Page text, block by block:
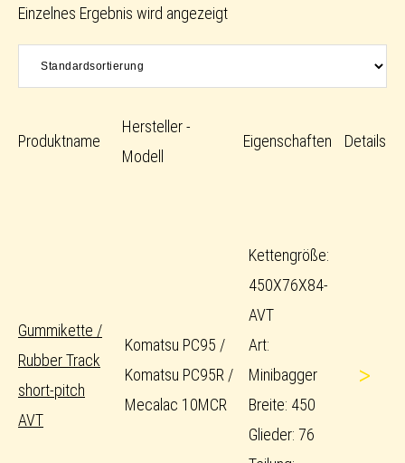
Einzelnes Ergebnis wird angezeigt
Produktname
Hersteller -
Modell
Eigenschaften Details
Gummikette /
Rubber Track
short-pitch
AVT
Komatsu PC95 /
Komatsu PC95R /
Mecalac 10MCR
Kettengröße:
450X76X84-
AVT
Art:
Minibagger
Breite: 450
Glieder: 76
>